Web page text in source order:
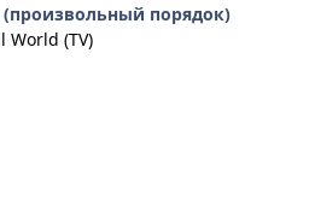
порядок)
World (TV)